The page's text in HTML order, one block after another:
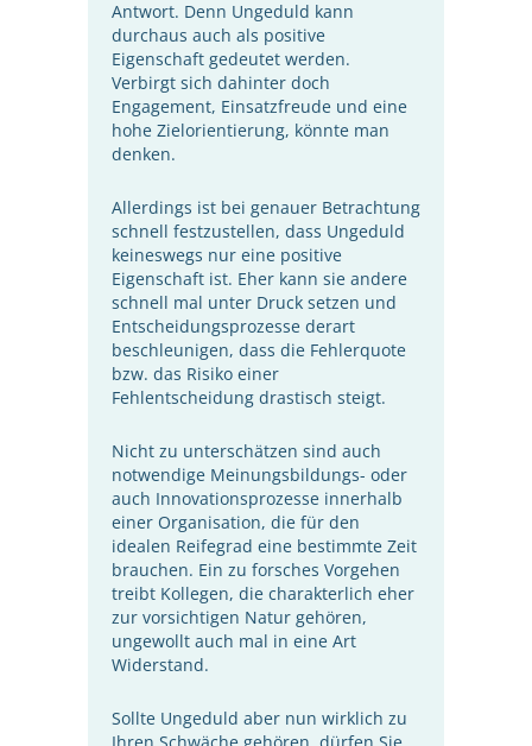
Antwort. Denn Ungeduld kann
durchaus auch als positive
Eigenschaft gedeutet werden.
Verbirgt sich dahinter doch
Engagement, Einsatzfreude und eine
hohe Zielorientierung, könnte man
denken.
Allerdings ist bei genauer Betrachtung
schnell festzustellen, dass Ungeduld
keineswegs nur eine positive
Eigenschaft ist. Eher kann sie andere
schnell mal unter Druck setzen und
Entscheidungsprozesse derart
beschleunigen, dass die Fehlerquote
bzw. das Risiko einer
Fehlentscheidung drastisch steigt.
Nicht zu unterschätzen sind auch
notwendige Meinungsbildungs- oder
auch Innovationsprozesse innerhalb
einer Organisation, die für den
idealen Reifegrad eine bestimmte Zeit
brauchen. Ein zu forsches Vorgehen
treibt Kollegen, die charakterlich eher
zur vorsichtigen Natur gehören,
ungewollt auch mal in eine Art
Widerstand.
Sollte Ungeduld aber nun wirklich zu
Ihren Schwäche gehören, dürfen Sie